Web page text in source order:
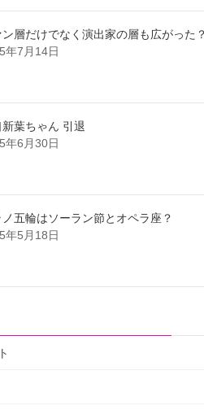
ン層だけでなく演出家の層も広がった
年7月14日
葉ちゃん 引退
年6月30日
ノ五輪はソーラン節とオペラ座？
年5月18日